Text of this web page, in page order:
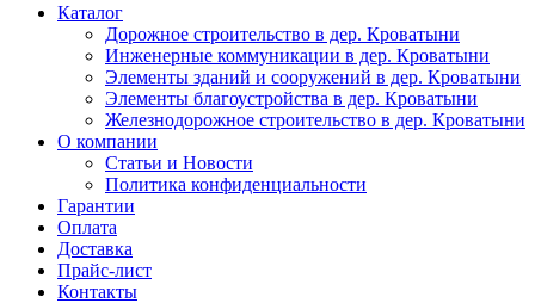
Каталог
Дорожное строительство в дер. Кроватыни
Инженерные коммуникации в дер. Кроватыни
Элементы зданий и сооружений в дер. Кроватыни
Элементы благоустройства в дер. Кроватыни
Железнодорожное строительство в дер. Кроватыни
О компании
Статьи и Новости
Политика конфиденциальности
Гарантии
Оплата
Доставка
Прайс-лист
Контакты